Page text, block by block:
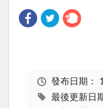
發布日期：
最後更新日